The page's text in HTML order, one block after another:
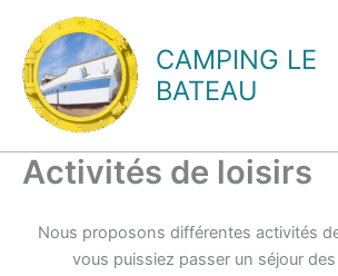
contenu
CAMPING LE
BATEAU
Activités de loisirs
Nous proposons différentes activités
vous puissiez passer un séjour